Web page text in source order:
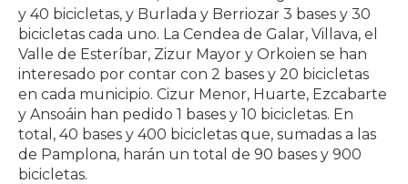
y 40 bicicletas, y Burlada y Berriozar 3 bases y 30
bicicletas cada uno. La Cendea de Galar, Villava, el
Valle de Esteríbar, Zizur Mayor y Orkoien se han
interesado por contar con 2 bases y 20 bicicletas
en cada municipio. Cizur Menor, Huarte, Ezcabarte
y Ansoáin han pedido 1 bases y 10 bicicletas. En
total, 40 bases y 400 bicicletas que, sumadas a las
de Pamplona, harán un total de 90 bases y 900
bicicletas.